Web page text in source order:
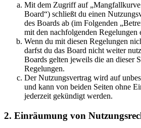
Mit dem Zugriff auf
Board“) schließt du einen
des Boards ab (im Folgenden
mit den nachfolgenden Regelungen
Wenn du mit diesen Regelungen
darfst du das Board nicht weiter
Boards gelten jeweils die an dieser
Regelungen.
Der Nutzungsvertrag wird auf
und kann von beiden Seiten ohne
jederzeit gekündigt werden.
2. Einräumung von